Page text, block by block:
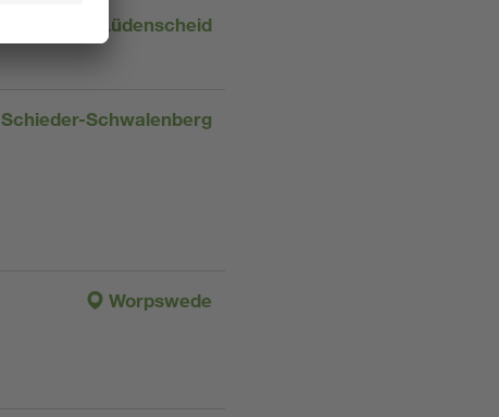
Lüdenscheid
Schieder-Schwalenberg
Worpswede